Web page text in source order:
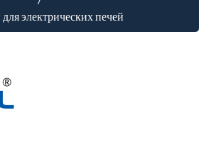
электрических печей